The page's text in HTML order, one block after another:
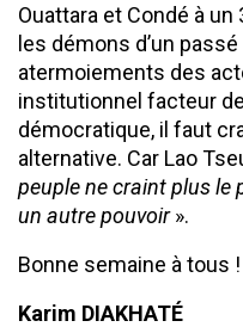
Ouattara et Condé à
les démons d’un
atermoiements des
institutionnel facteur
démocratique, il faut
alternative. Car Lao
peuple ne craint plus le
un autre pouvoir».
Bonne semaine à tous !
Karim DIAKHATÉ